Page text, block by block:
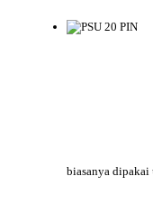
biasanya dipakai